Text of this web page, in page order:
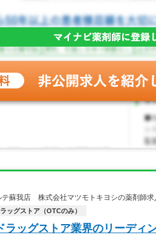
テ蘇我店 株式会社マツモトキヨシの薬剤師求
ラッグストア（OTCのみ）
ラッグストア業界のリーディ